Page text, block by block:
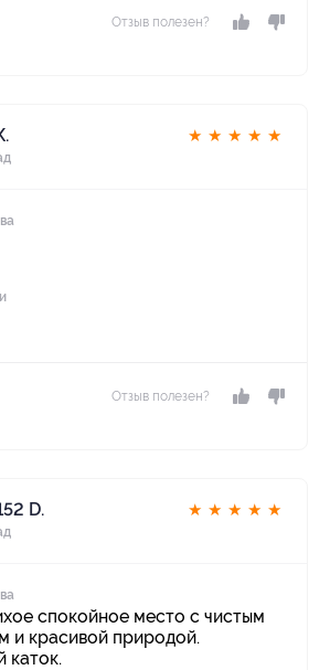
Отзыв полезен?
★ ★ ★ ★ ★
Отзыв полезен?
D. ★ ★ ★ ★ ★
спокойное место с чистым
и красивой природой.
каток.